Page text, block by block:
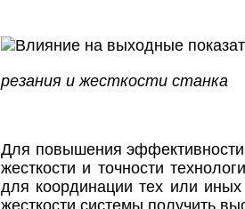
резания и жесткости станка
Для повышения эффективности
жесткости и точности
для координации тех или
жесткости системы получить